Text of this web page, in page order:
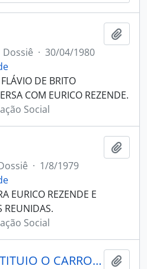
Dossiê · 30/04/1980
DE BRITO
COM EURICO REZENDE.
Social
· 1/8/1979
EURICO REZENDE E
REUNIDAS.
Social
" A MOTO JÁ SUBSTITUIO O CARRO. COMPENSA?" ( POR CARLOS HENRIQUE GOBBI); ECONOMIA P. 56.ES.